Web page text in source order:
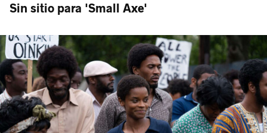
Sin sitio para 'Small Axe'